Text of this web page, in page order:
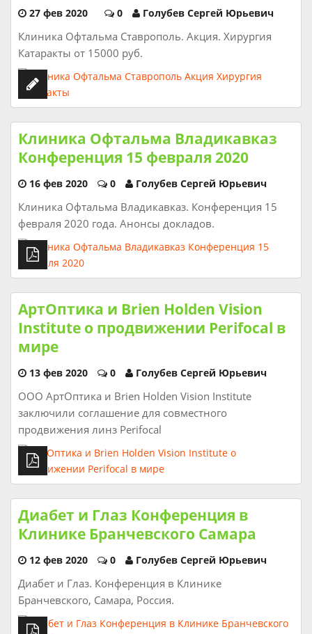
27 фев 2020 0 Голубев Сергей Юрьевич
Клиника Офтальма Ставрополь. Акция. Хирургия
Катаракты от 15000 руб.
Клиника Офтальма Владикавказ
Конференция 15 февраля 2020
16 фев 2020 0 Голубев Сергей Юрьевич
Клиника Офтальма Владикавказ. Конференция 15
февраля 2020 года. Анонсы докладов.
АртОптика и Brien Holden Vision
Institute о продвижении Perifocal в
мире
13 фев 2020 0 Голубев Сергей Юрьевич
ООО АртОптика и Brien Holden Vision Institute
заключили соглашение для совместного
продвижения линз Perifocal
Диабет и Глаз Конференция в
Клинике Бранчевского Самара
12 фев 2020 0 Голубев Сергей Юрьевич
Диабет и Глаз. Конференция в Клинике
Бранчевского, Самара, Россия.